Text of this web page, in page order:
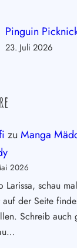
Pinguin
23. Juli 2026
zu Manga
2026
Larissa, schau
auf der Seite
Schreib auch